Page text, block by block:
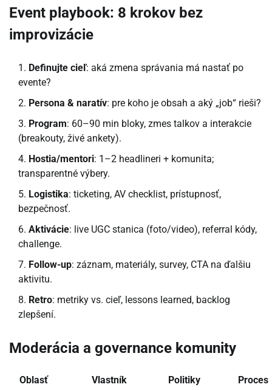
Event playbook: 8 krokov bez
improvizácie
Definujte cieľ: aká zmena správania má nastať po
evente?
Persona & naratív: pre koho je obsah a aký „job“ rieši?
Program: 60–90 min bloky, zmes talkov a interakcie
(breakouty, živé ankety).
Hostia/mentori: 1–2 headlineri + komunita;
transparentné výbery.
Logistika: ticketing, AV checklist, prístupnosť,
bezpečnosť.
Aktivácie: live UGC stanica (foto/video), referral kódy,
challenge.
Follow-up: záznam, materiály, survey, CTA na ďalšiu
aktivitu.
Retro: metriky vs. cieľ, lessons learned, backlog
zlepšení.
Moderácia a governance komunity
Oblasť Vlastník Politiky Proces